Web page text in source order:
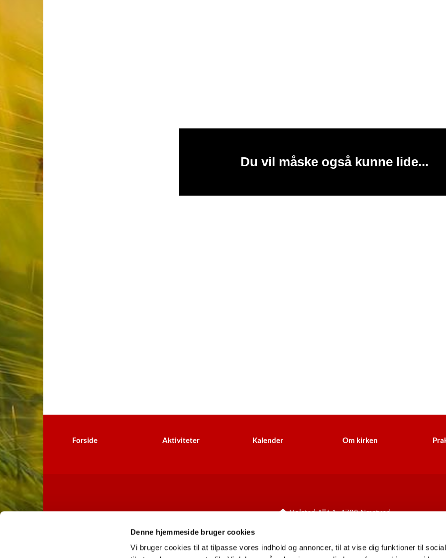
Denne hjemmeside bruger cookies
Vi bruger cookies til at tilpasse vores indhold og annoncer, til at vise dig funktioner til
Du vil måske også kunne lide...
Forside Aktiviteter Kalender Om kirken
Holsted Allé 1, 4700 Næstved

Information til leverandørerses her